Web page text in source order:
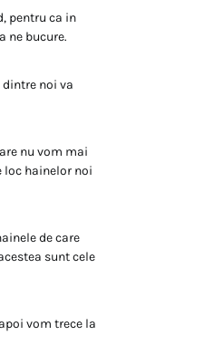
pentru ca in
ne bucure.
noi va
nu vom mai
loc hainelor noi
de care
sunt cele
vom trece la